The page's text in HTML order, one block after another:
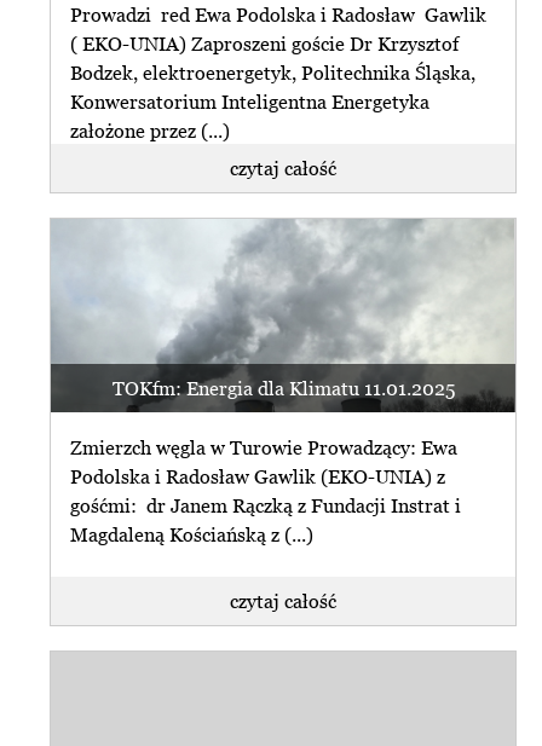
Prowadzi red Ewa Podolska i Radosław Gawlik
( EKO-UNIA) Zaproszeni goście Dr Krzysztof
Bodzek, elektroenergetyk, Politechnika Śląska,
Konwersatorium Inteligentna Energetyka
założone przez (...)
czytaj całość
TOKfm: Energia dla Klimatu 11.01.2025
Zmierzch węgla w Turowie Prowadzący: Ewa
Podolska i Radosław Gawlik (EKO-UNIA) z
gośćmi: dr Janem Rączką z Fundacji Instrat i
Magdaleną Kościańską z (...)
czytaj całość